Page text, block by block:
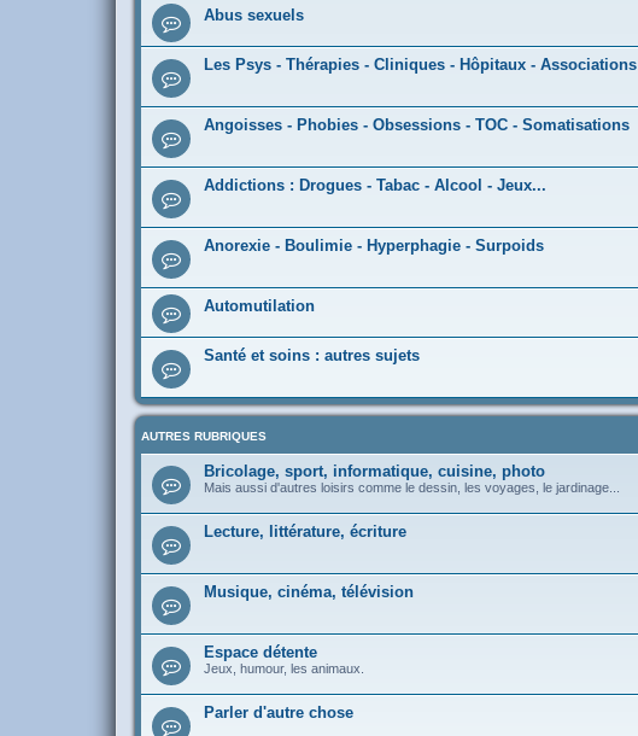
Abus sexuels
Les Psys - Thérapies - Cliniques - Hôpitaux - Associations
Angoisses - Phobies - Obsessions - TOC - Somatisations
Addictions : Drogues - Tabac - Alcool - Jeux...
Anorexie - Boulimie - Hyperphagie - Surpoids
Automutilation
Santé et soins : autres sujets
AUTRES RUBRIQUES
Bricolage, sport, informatique, cuisine, photo
Mais aussi d'autres loisirs comme le dessin, les voyages, le jardinage...
Lecture, littérature, écriture
Musique, cinéma, télévision
Espace détente
Jeux, humour, les animaux.
Parler d'autre chose